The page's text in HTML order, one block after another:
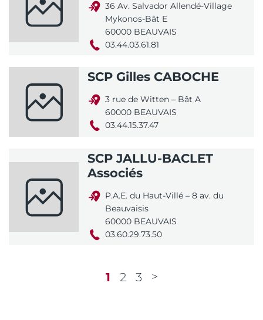
36 Av. Salvador Allendé-Village
Mykonos-Bât E
60000 BEAUVAIS
03.44.03.61.81
SCP Gilles CABOCHE
3 rue de Witten – Bât A
60000 BEAUVAIS
03.44.15.37.47
SCP JALLU-BACLET
Associés
P.A.E. du Haut-Villé – 8 av. du
Beauvaisis
60000 BEAUVAIS
03.60.29.73.50
1 2 3